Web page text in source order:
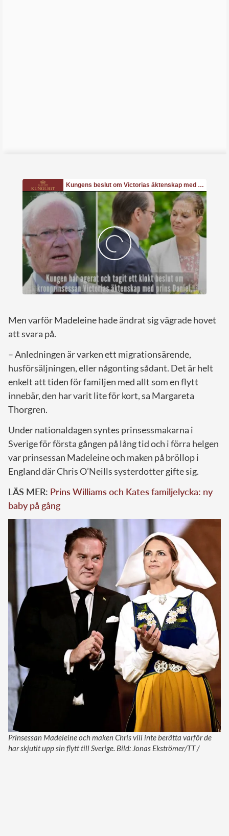
Men varför Madeleine hade ändrat sig vägrade hovet
att svara på.
– Anledningen är varken ett migrationsärende,
husförsäljningen, eller någonting sådant. Det är helt
enkelt att tiden för familjen med allt som en flytt
innebär, den har varit lite för kort, sa Margareta
Thorgren.
Under nationaldagen syntes prinsessmakarna i
Sverige för första gången på lång tid och i förra helgen
var prinsessan Madeleine och maken på bröllop i
England där Chris O’Neills systerdotter gifte sig.
LÄS MER: Prins Williams och Kates familjelycka: ny
baby på gång
Prinsessan Madeleine och maken Chris vill inte berätta varför de
har skjutit upp sin flytt till Sverige. Bild: Jonas Ekströmer/TT /